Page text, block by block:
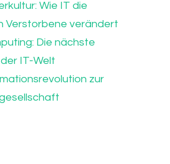
Wie IT die
Verstorbene verändert
Die nächste
IT-Welt
zur